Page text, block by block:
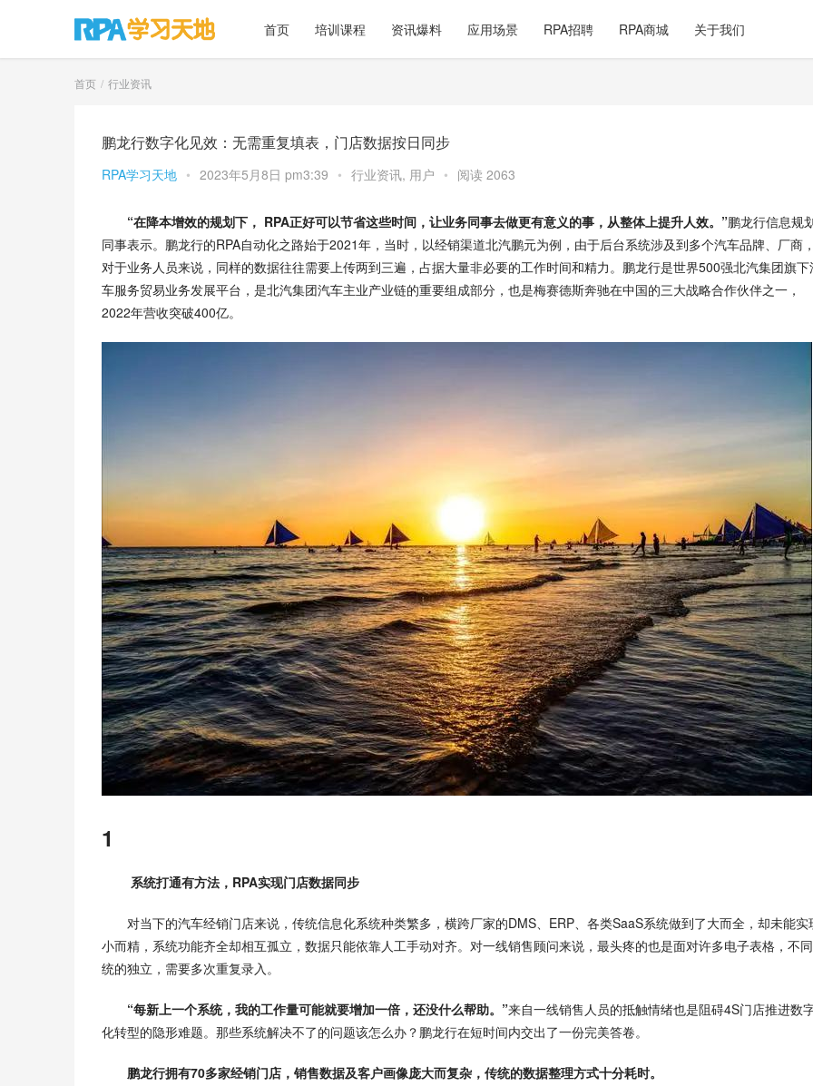
首页 培训课程 资讯爆料 应用场景 RPA招聘 RPA商城 关于我们
首页 行业资讯
鹏龙行数字化见效：无需重复填表，门店数据按日同步
RPA学习天地 • 2023年5月8日 pm3:39 • 行业资讯, 用户 • 阅读 2063
“在降本增效的规划下， RPA正好可以节省这些时间，让业务同事去做更有意义的事，从整体上提升人效。”鹏龙行信息规
同事表示。鹏龙行的RPA自动化之路始于2021年，当时，以经销渠道北汽鹏元为例，由于后台系统涉及到多个汽车品牌、厂商，
对于业务人员来说，同样的数据往往需要上传两到三遍，占据大量非必要的工作时间和精力。鹏龙行是世界500强北汽集团旗下
车服务贸易业务发展平台，是北汽集团汽车主业产业链的重要组成部分，也是梅赛德斯奔驰在中国的三大战略合作伙伴之一，
2022年营收突破400亿。
1
系统打通有方法，RPA实现门店数据同步
对当下的汽车经销门店来说，传统信息化系统种类繁多，横跨厂家的DMS、ERP、各类SaaS系统做到了大而全，却未能实
小而精，系统功能齐全却相互孤立，数据只能依靠人工手动对齐。对一线销售顾问来说，最头疼的也是面对许多电子表格，不
统的独立，需要多次重复录入。
“每新上一个系统，我的工作量可能就要增加一倍，还没什么帮助。”来自一线销售人员的抵触情绪也是阻碍4S门店推进数
化转型的隐形难题。那些系统解决不了的问题该怎么办？鹏龙行在短时间内交出了一份完美答卷。
鹏龙行拥有70多家经销门店，销售数据及客户画像庞大而复杂，传统的数据整理方式十分耗时。